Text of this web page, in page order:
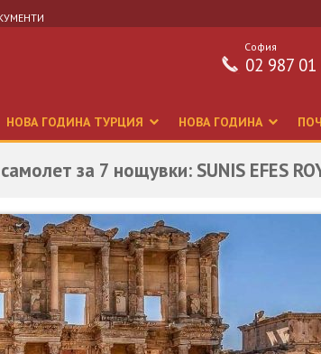
София
02 987 01
НОВА ГОДИНА ТУРЦИЯ НОВА ГОДИНА
за 7 нощувки: SUNIS EFES